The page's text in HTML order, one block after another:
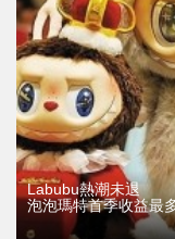
Labubu熱潮未退
泡泡瑪特首季收益最